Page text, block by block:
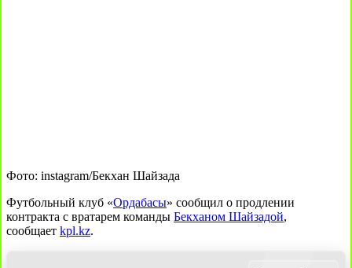
Фото: instagram/Бекхан Шайзада
Футбольный клуб «Ордабасы» сообщил о продлении
контракта с вратарем команды Бекханом Шайзадой,
сообщает kpl.kz.